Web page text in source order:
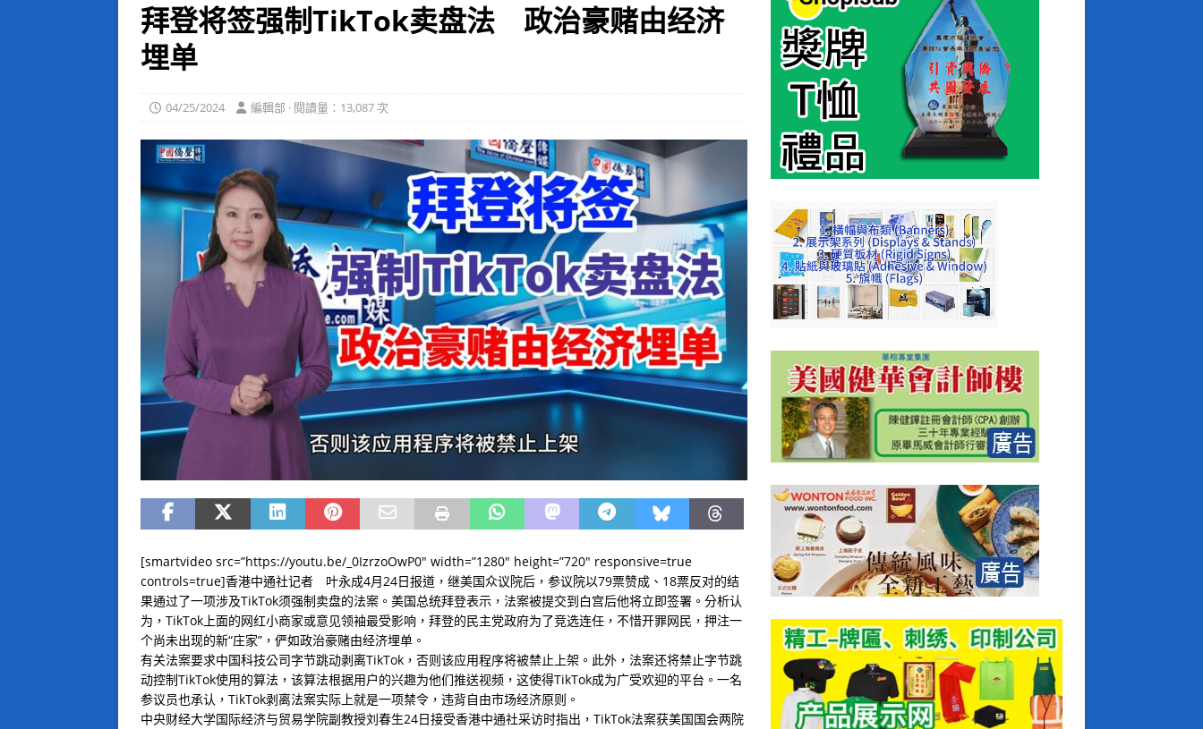
拜登将签强制TikTok卖盘法 政治豪赌由经济
埋单
04/25/2024 編輯部 · 閱讀量：13,087 次
[smartvideo src=”https://youtu.be/_0IzrzoOwP0″ width=”1280″ height=”720″ responsive=true
controls=true]香港中通社记者 叶永成4月24日报道，继美国众议院后，参议院以79票赞成、18票反对的结
果通过了一项涉及TikTok须强制卖盘的法案。美国总统拜登表示，法案被提交到白宫后他将立即签署。分析认
为，TikTok上面的网红小商家或意见领袖最受影响，拜登的民主党政府为了竞选连任，不惜开罪网民，押注一
个尚未出现的新“庄家”，俨如政治豪赌由经济埋单。
有关法案要求中国科技公司字节跳动剥离TikTok，否则该应用程序将被禁止上架。此外，法案还将禁止字节跳
动控制TikTok使用的算法，该算法根据用户的兴趣为他们推送视频，这使得TikTok成为广受欢迎的平台。一名
参议员也承认，TikTok剥离法案实际上就是一项禁令，违背自由市场经济原则。
中央财经大学国际经济与贸易学院副教授刘春生24日接受香港中通社采访时指出，TikTok法案获美国国会两院